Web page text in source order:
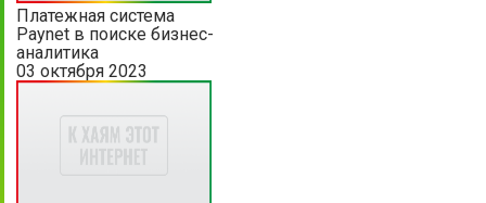
Платежная система
Paynet в поиске бизнес-
аналитика
03 октября 2023